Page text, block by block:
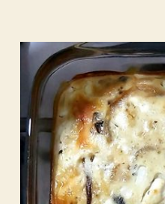
ופטריות
–
כמעט
בלי
פחמימות